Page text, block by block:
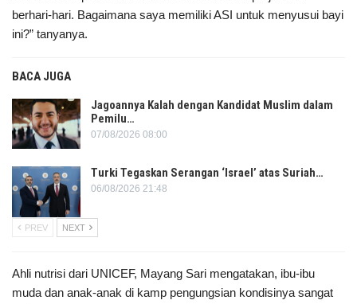
berhari-hari. Bagaimana saya memiliki ASI untuk menyusui bayi
ini?” tanyanya.
BACA JUGA
Jagoannya Kalah dengan Kandidat Muslim dalam
Pemilu…
07/08/2026 08:00
Turki Tegaskan Serangan ‘Israel’ atas Suriah…
06/08/2026 21:48
PREV NEXT
Ahli nutrisi dari UNICEF, Mayang Sari mengatakan, ibu-ibu
muda dan anak-anak di kamp pengungsian kondisinya sangat